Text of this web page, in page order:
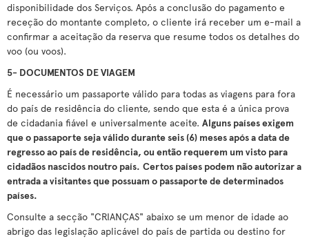
disponibilidade dos Serviços. Após a conclusão do pagamento e
receção do montante completo, o cliente irá receber um e-mail a
confirmar a aceitação da reserva que resume todos os detalhes do
voo (ou voos).
5- DOCUMENTOS DE VIAGEM
É necessário um passaporte válido para todas as viagens para fora
do país de residência do cliente, sendo que esta é a única prova
de cidadania fiável e universalmente aceite. Alguns países exigem
que o passaporte seja válido durante seis (6) meses após a data de
regresso ao país de residência, ou então requerem um visto para
cidadãos nascidos noutro país. Certos países podem não autorizar a
entrada a visitantes que possuam o passaporte de determinados
países.
Consulte a secção "CRIANÇAS" abaixo se um menor de idade ao
abrigo das legislação aplicável do país de partida ou destino for